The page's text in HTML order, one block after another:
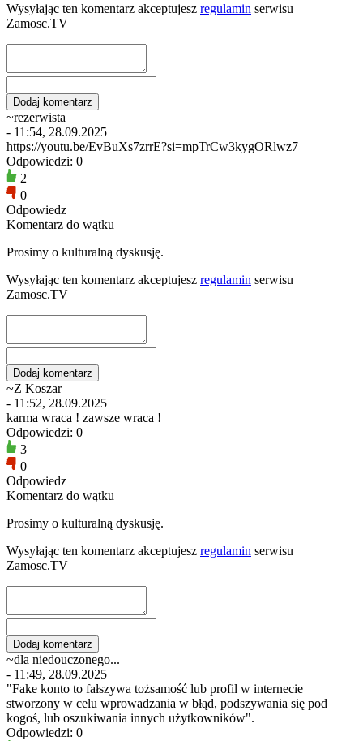
Wysyłając ten komentarz akceptujesz regulamin serwisu
Zamosc.TV
~rezerwista
- 11:54, 28.09.2025
https://youtu.be/EvBuXs7zrrE?si=mpTrCw3kygORlwz7
Odpowiedzi: 0
2
0
Odpowiedz
Komentarz do wątku
Prosimy o kulturalną dyskusję.
Wysyłając ten komentarz akceptujesz regulamin serwisu
Zamosc.TV
~Z Koszar
- 11:52, 28.09.2025
karma wraca ! zawsze wraca !
Odpowiedzi: 0
3
0
Odpowiedz
Komentarz do wątku
Prosimy o kulturalną dyskusję.
Wysyłając ten komentarz akceptujesz regulamin serwisu
Zamosc.TV
~dla niedouczonego...
- 11:49, 28.09.2025
"Fake konto to fałszywa tożsamość lub profil w internecie
stworzony w celu wprowadzania w błąd, podszywania się pod
kogoś, lub oszukiwania innych użytkowników".
Odpowiedzi: 0